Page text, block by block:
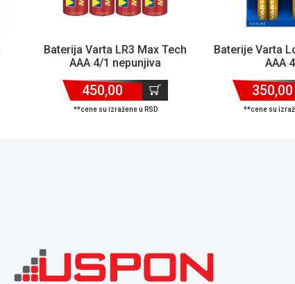
Baterija Varta LR3 Max Tech
AAA 4/1 nepunjiva
450,00
**cene su izražene u RSD
Baterije Varta
AAA
350,00
**cene su